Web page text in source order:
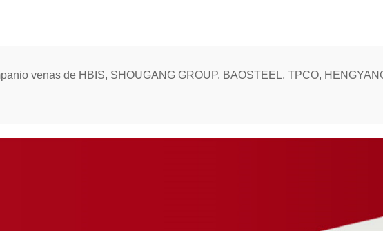
venas de HBIS, SHOUGANG GROUP, BAOSTEEL, TPCO,